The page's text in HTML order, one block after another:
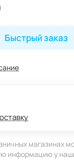
Быстрый заказ
магазинах
информацию у